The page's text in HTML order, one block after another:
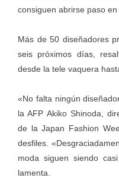
consiguen abrirse paso
Más de 50 diseñadores
seis próximos días,
desde la tele vaquera
«No falta ningún
la AFP Akiko Shinoda,
de la Japan Fashion
desfiles.
moda siguen siendo
lamenta.